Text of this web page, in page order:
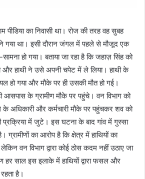
पीडिया का निवासी था। रोज की तरह वह सुबह
था। इसी दौरान जंगल में पहले से मौजूद एक
हो गया। बताया जा रहा है कि जहाज़ सिंह को
और हाथी ने उसे अपनी चपेट में ले लिया। हाथी के
हो गया और मौके पर ही उसकी मौत हो गई।
आसपास के ग्रामीण मौके पर पहुंचे। वन विभाग को
अधिकारी और कर्मचारी मौके पर पहुंचकर शव को
प्रक्रिया में जुटे। इस घटना के बाद गांव में गुस्सा
का आरोप है कि क्षेत्र में हाथियों का
वन विभाग द्वारा कोई ठोस कदम नहीं उठाए जा
हर साल इस इलाके में हाथियों द्वारा फसल और
है।